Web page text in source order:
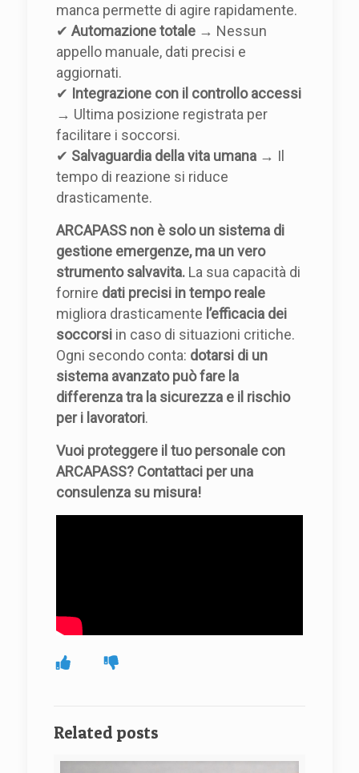
manca permette di agire rapidamente.
✔Automazione totale → Nessun
appello manuale, dati precisi e
aggiornati.
✔ Integrazione con il controllo accessi
→ Ultima posizione registrata per
facilitare i soccorsi.
✔ Salvaguardia della vita umana → Il
tempo di reazione si riduce
drasticamente.
ARCAPASS non è solo un sistema di
gestione emergenze, ma un vero
strumento salvavita. La sua capacità di
fornire dati precisi in tempo reale
migliora drasticamente l’efficacia dei
soccorsi in caso di situazioni critiche.
Ogni secondo conta: dotarsi di un
sistema avanzato può fare la
differenza tra la sicurezza e il rischio
per i lavoratori.
Vuoi proteggere il tuo personale con
ARCAPASS? Contattaci per una
consulenza su misura!
Related posts